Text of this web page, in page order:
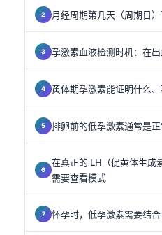
月经周期第几天（周期日
孕激素血液检测时机：在
黄体期孕激素能证明什么
排卵前的低孕激素通常是正
在真正的 LH（促黄体生成
需要查看模式
怀孕时，低孕激素需要结